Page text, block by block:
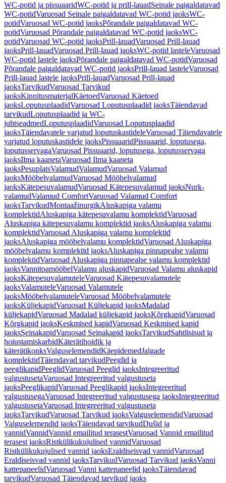
WC-potid ja pissuaaridWC-potid ja prill-lauadSeinale paigaldatavad
WC-potidVaruosad Seinale paigaldatavad WC-potid jaoksWC-
potidVaruosad WC-potid jaoksPõrandale paigaldatavad WC-
potidVaruosad Põrandale paigaldatavad WC-potid jaoksWC-
potidVaruosad WC-potid jaoksPrill-lauadVaruosad Prill-lauad
jaoksPrill-lauadVaruosad Prill-lauad jaoksWC-potid lasteleVaruosad
WC-potid lastele jaoksPõrandale paigaldatavad WC-potidVaruosad
Põrandale paigaldatavad WC-potid jaoksPrill-lauad lasteleVaruosad
Prill-lauad lastele jaoksPrill-lauadVaruosad Prill-lauad
jaoksTarvikudVaruosad Tarvikud
jaoksKinnitusmaterjalKäetoedVaruosad Käetoed
jaoksLoputusplaadidVaruosad Loputusplaadid jaoksTäiendavad
tarvikudLoputusplaadid ja WC-
juhtseadmedLoputusplaadidVaruosad Loputusplaadid
jaoksTäiendavatele varjatud loputuskastideleVaruosad Täiendavatele
varjatud loputuskastidele jaoksPissuaaridPissuaarid, loputusega,
loputusservagaVaruosad Pissuaarid, loputusega, loputusservaga
jaoksIlma kaanetaVaruosad Ilma kaaneta
jaoksPesuplatsValamudValamudVaruosad Valamud
jaoksMööbelvalamudVaruosad Mööbelvalamud
jaoksKätepesuvalamudVaruosad Kätepesuvalamud jaoksNurk-
valamudValamud ComfortVaruosad Valamud Comfort
jaoksTarvikudMontaažinurgikAluskapiga valamu
komplektidAluskapiga kätepesuvalamu komplektidVaruosad
Aluskapiga kätepesuvalamu komplektid jaoksAluskapiga valamu
komplektidVaruosad Aluskapiga valamu komplektid
jaoksAluskapiga mööbelvalamu komplektidVaruosad Aluskapiga
mööbelvalamu komplektid jaoksAluskapiga pinnapealse valamu
komplektidVaruosad Aluskapiga pinnapealse valamu komplektid
jaoksVannitoamööbelValamu aluskapidVaruosad Valamu aluskapid
jaoksKätepesuvalamuteleVaruosad Kätepesuvalamutele
jaoksValamuteleVaruosad Valamutele
jaoksMööbelvalamuteleVaruosad Mööbelvalamutele
jaoksKüljekapidVaruosad Küljekapid jaoksMadalad
küljekapidVaruosad Madalad küljekapid jaoksKõrgkapidVaruosad
Kõrgkapid jaoksKeskmised kapidVaruosad Keskmised kapid
jaoksSeinakapidVaruosad Seinakapid jaoksTarvikudSahtlisisud ja
hoiustamiskarbidKäterätihoidik ja
käterätikonksValguselemendidKäepidemedJalgade
komplektidTäiendavad tarvikudPeeglid ja
peeglikapidPeeglidVaruosad Peeglid jaoksIntegreeritud
valgustusetaVaruosad Integreeritud valgustuseta
jaoksPeeglikapidVaruosad Peeglikapid jaoksIntegreeritud
valgustusegaVaruosad Integreeritud valgustusega jaoksIntegreeritud
valgustusetaVaruosad Integreeritud valgustuseta
jaoksTarvikudVaruosad Tarvikud jaoksValguselemendidVaruosad
Valguselemendid jaoksTäiendavad tarvikudDušid ja
vannidVannidVannid emailitud terasestVaruosad Vannid emailitud
terasest jaoksRistkülikukujulised vannidVaruosad
Ristkülikukujulised vannid jaoksEraldiseisvad vannidVaruosad
Eraldiseisvad vannid jaoksTarvikudVaruosad Tarvikud jaoksVanni
kattepaneelidVaruosad Vanni kattepaneelid jaoksTäiendavad
tarvikudVaruosad Täiendavad tarvikud jaoks